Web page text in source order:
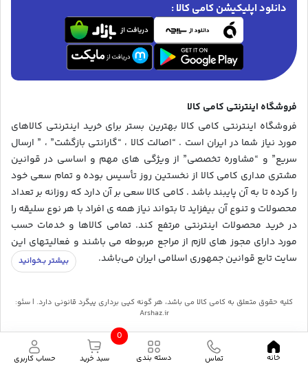
دانلود اپلیکیشن کامی کالا :
فروشگاه اینترنتی کامی کالا
فروشگاه اینترنتی کامی کالا بهترین بستر برای خرید اینترنتی کالاهای
مورد نیاز شما در ایران است . “اصالت کالا ، “گارانتی بازگشت” ، ” ارسال
سریع” و “مشاوره تخصصی” از ویژگی های مهم و اساسی در قوانین
مشتری مداری کامی کالا از نخستین روز تأسیس بوده و تمام سعی خود
را کرده تا به آن پایبند باشد . کامی کالا سعی بر آن دارد که روزانه بر تعداد
محصولات و تنوع آن بیفزاید تا بتواند نیاز همه ی افراد با هر نوع سلیقه را
در خرید محصولات اینترنتی مرتفع کند. تمامی کالاها و خدمات حسب
مورد دارای مجوز های لازم از مراجع مربوطه می باشند و فعالیتهای این
سایت تابع قوانین جمهوری اسلامی ایران می‌باشد.
کلیه حقوق متعلق به کامی کالا می باشد، هر گونه کپی برداری پیگرد قانونی دارد. | سئو:
Arshaz.ir
خانه تماس دسته بندی
0
سبد خرید حساب کاربری